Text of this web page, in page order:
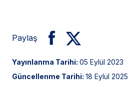
Paylaş
Yayınlanma Tarihi: 05 Eylül 2023
Güncellenme Tarihi: 18 Eylül 2025